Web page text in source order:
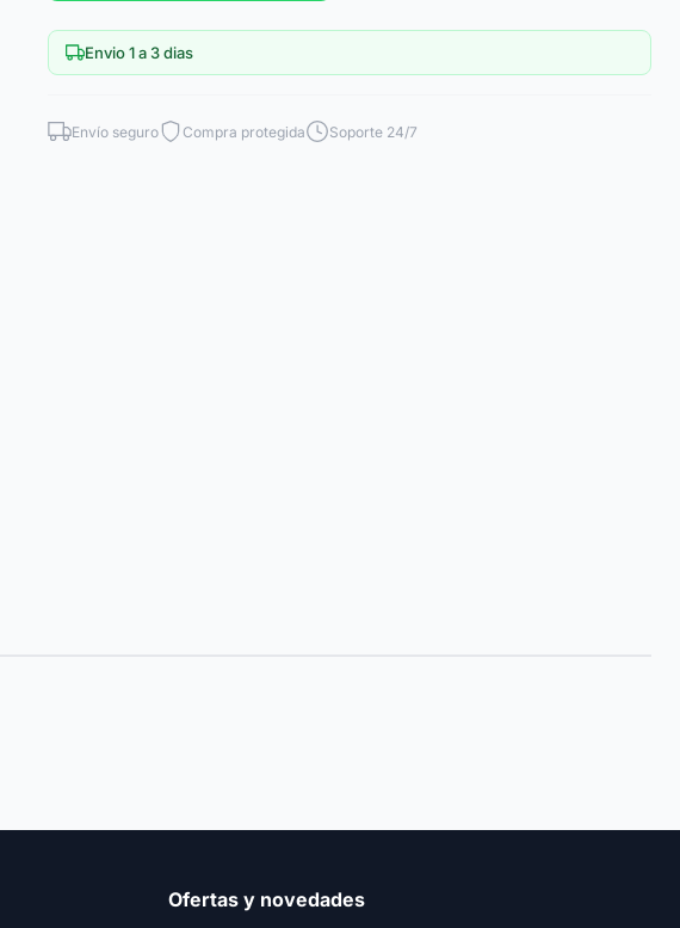
Envio 1 a 3 dias
Envío seguro Compra protegida Soporte 24/7
Ofertas y novedades